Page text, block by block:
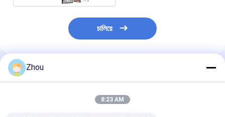
চালিয়ে
প্রস্তাবিত পণ্য
Zhou
8:23 AM